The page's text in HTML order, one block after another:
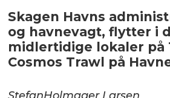
Skagen Havns
og havnevagt, flytter i
midlertidige lokaler på
Cosmos Trawl på